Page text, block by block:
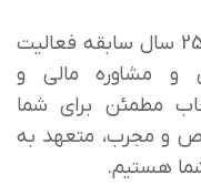
شرکت نیکوپیمان باختر با بیش از 25 سال سابقه فعالیت
و مشاوره مالی و
مطمئن برای شما
و مجرب، متعهد به
شما هستیم.